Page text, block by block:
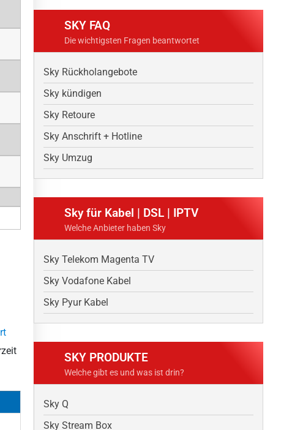
SKY FAQ
Die wichtigsten Fragen beantwortet
Sky Rückholangebote
Sky kündigen
Sky Retoure
Sky Anschrift + Hotline
Sky Umzug
Sky für Kabel | DSL | IPTV
Welche Anbieter haben Sky
Sky Telekom Magenta TV
Sky Vodafone Kabel
Sky Pyur Kabel
SKY PRODUKTE
Welche gibt es und was ist drin?
Sky Q
Sky Stream Box